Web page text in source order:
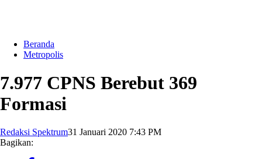
Beranda
Metropolis
7.977 CPNS Berebut 369
Formasi
Redaksi Spektrum31 Januari 2020 7:43 PM
Bagikan: